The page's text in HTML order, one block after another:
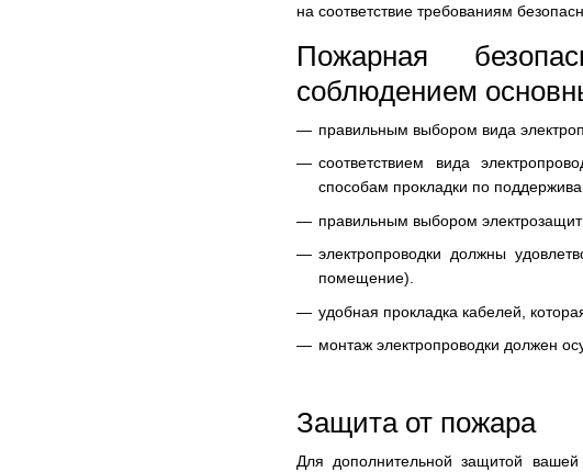
на соответствие требованиям
Пожарная
соблюдением
правильным выбором вида
соответствием вида
способам прокладки по
правильным выбором
электропроводки должны
помещение).
удобная прокладка кабелей,
монтаж электропроводки должен
Защита от пожара
Для дополнительной защитой вашей